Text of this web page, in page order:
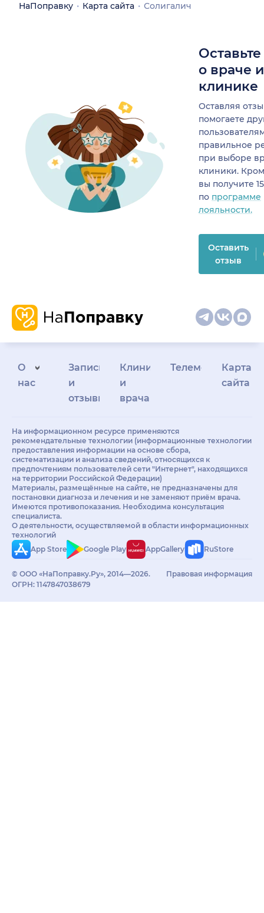
НаПоправку Карта сайта Солигалич
о враче
клинике
Оставляя
помогаете
правильное
при выборе
клиники.
вы получите
по программе
лояльности.
Оставить
отзыв
О
нас
Запись
и
отзывы
Клиникам
и
врачам
Телемедицина
Карта
сайта
На информационном ресурсе применяются
рекомендательные технологии (информационные технологии
предоставления информации на основе сбора,
систематизации и анализа сведений, относящихся к
предпочтениям пользователей сети "Интернет", находящихся
на территории Российской Федерации)
Материалы, размещённые на сайте, не предназначены для
постановки диагноза и лечения и не заменяют приём врача.
Имеются противопоказания. Необходима консультация
специалиста.
О деятельности, осуществляемой в области информационных
технологий
App Store
Google Play AppGallery RuStore
© ООО «НаПоправку.Ру», 2014—2026.
ОГРН: 1147847038679
Правовая информация